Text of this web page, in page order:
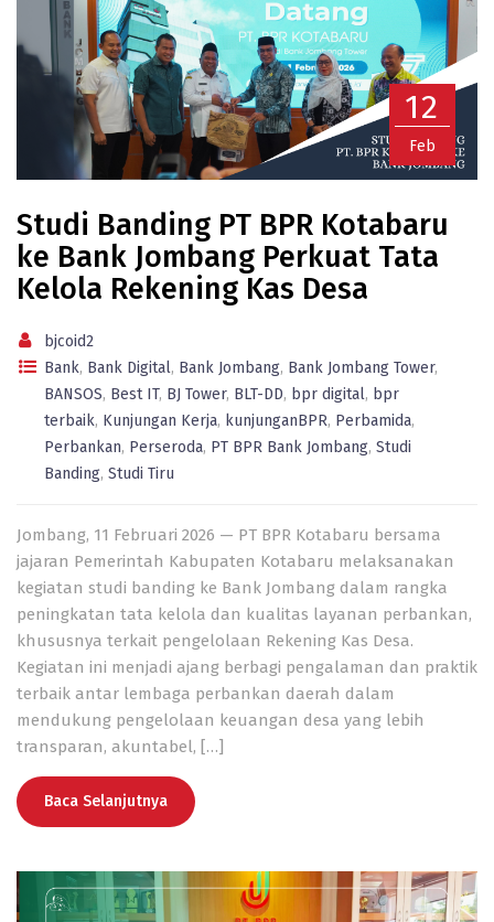
12
Feb
Studi Banding PT BPR Kotabaru
ke Bank Jombang Perkuat Tata
Kelola Rekening Kas Desa
bjcoid2
Bank, Bank Digital, Bank Jombang, Bank Jombang Tower,
BANSOS, Best IT, BJ Tower, BLT-DD, bpr digital, bpr
terbaik, Kunjungan Kerja, kunjunganBPR, Perbamida,
Perbankan, Perseroda, PT BPR Bank Jombang, Studi
Banding, Studi Tiru
Jombang, 11 Februari 2026 — PT BPR Kotabaru bersama
jajaran Pemerintah Kabupaten Kotabaru melaksanakan
kegiatan studi banding ke Bank Jombang dalam rangka
peningkatan tata kelola dan kualitas layanan perbankan,
khususnya terkait pengelolaan Rekening Kas Desa.
Kegiatan ini menjadi ajang berbagi pengalaman dan praktik
terbaik antar lembaga perbankan daerah dalam
mendukung pengelolaan keuangan desa yang lebih
transparan, akuntabel, […]
Baca Selanjutnya